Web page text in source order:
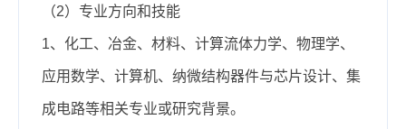
（2）专业方向和技能
1、化工、冶金、材料、计算流体力学、物理学、
应用数学、计算机、纳微结构器件与芯片设计、集
成电路等相关专业或研究背景。